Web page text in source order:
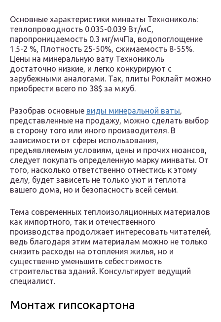
Основные характеристики минваты Технониколь:
теплопроводность 0.035-0.039 Вт/мС,
паропроницаемость 0.3 мг/мчПа, водопоглощение
1.5-2 %, Плотность 25-50%, сжимаемость 8-55%.
Цены на минеральную вату Технониколь
достаточно низкие, и легко конкурируют с
зарубежными аналогами. Так, плиты Роклайт можно
приобрести всего по 38$ за м.куб.
Разобрав основные виды минеральной ваты,
представленные на продажу, можно сделать выбор
в сторону того или иного производителя. В
зависимости от сферы использования,
предъявляемым условиям, цены и прочих нюансов,
следует покупать определенную марку минваты. От
того, насколько ответственно отнестись к этому
делу, будет зависеть не только уют и теплота
вашего дома, но и безопасность всей семьи.
Тема современных теплоизоляционных материалов
как импортного, так и отечественного
производства продолжает интересовать читателей,
ведь благодаря этим материалам можно не только
снизить расходы на отопления жилья, но и
существенно уменьшить себестоимость
строительства зданий. Консультирует ведущий
специалист.
Монтаж гипсокартона